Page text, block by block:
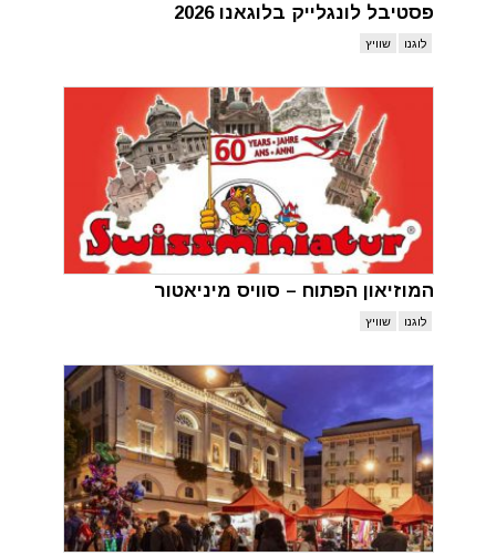
פסטיבל לונגלייק בלוגאנו 2026
לוגנו שוויץ
המוזיאון הפתוח – סוויס מיניאטור
לוגנו שוויץ